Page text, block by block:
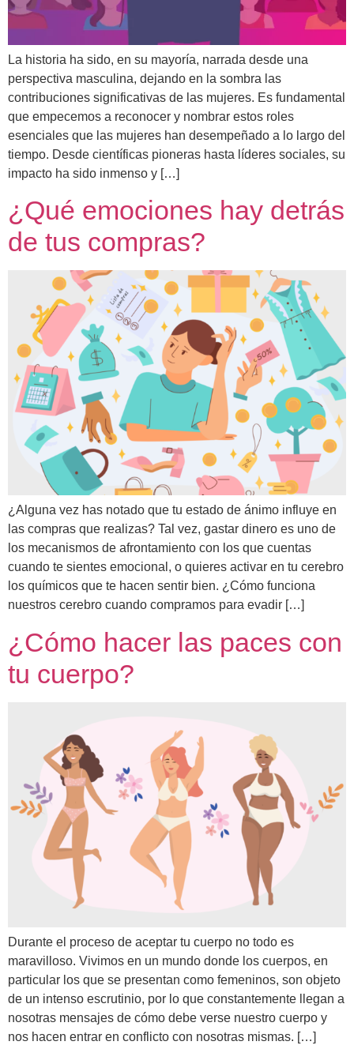
La historia ha sido, en su mayoría, narrada desde una
perspectiva masculina, dejando en la sombra las
contribuciones significativas de las mujeres. Es fundamental
que empecemos a reconocer y nombrar estos roles
esenciales que las mujeres han desempeñado a lo largo del
tiempo. Desde científicas pioneras hasta líderes sociales, su
impacto ha sido inmenso y […]
¿Qué emociones hay detrás
de tus compras?
¿Alguna vez has notado que tu estado de ánimo influye en
las compras que realizas? Tal vez, gastar dinero es uno de
los mecanismos de afrontamiento con los que cuentas
cuando te sientes emocional, o quieres activar en tu cerebro
los químicos que te hacen sentir bien. ¿Cómo funciona
nuestros cerebro cuando compramos para evadir […]
¿Cómo hacer las paces con
tu cuerpo?
Durante el proceso de aceptar tu cuerpo no todo es
maravilloso. Vivimos en un mundo donde los cuerpos, en
particular los que se presentan como femeninos, son objeto
de un intenso escrutinio, por lo que constantemente llegan a
nosotras mensajes de cómo debe verse nuestro cuerpo y
nos hacen entrar en conflicto con nosotras mismas. […]